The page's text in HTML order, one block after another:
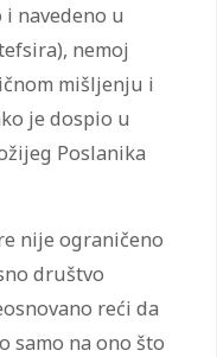
navedeno u
nemoj
mišljenju i
je dospio u
Poslanika
nije ograničeno
društvo
reći da
samo na ono što